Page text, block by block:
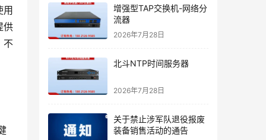
供
不
增强型TAP交换机-网络分
流器
2026年7月28日
北斗NTP时间服务器
2026年7月28日
关于禁止涉军队退役报废
装备销售活动的通告